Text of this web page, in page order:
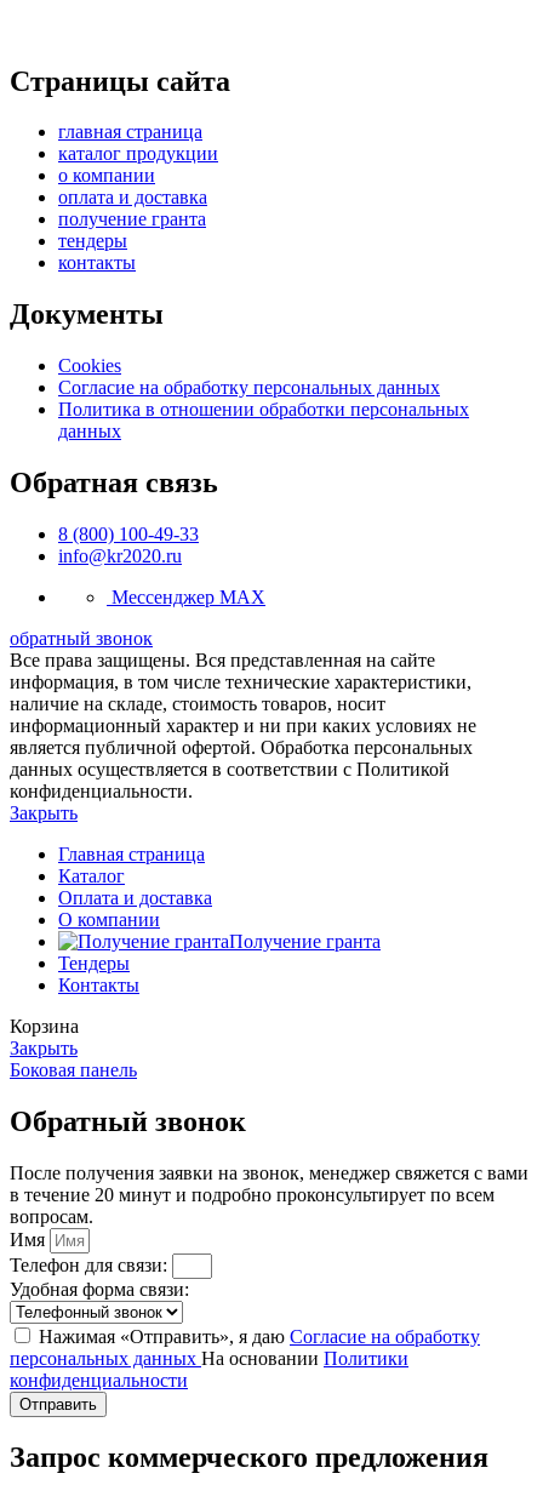
Страницы сайта
главная страница
каталог продукции
о компании
оплата и доставка
получение гранта
тендеры
контакты
Документы
Cookies
Согласие на обработку персональных данных
Политика в отношении обработки персональных
данных
Обратная связь
8 (800) 100-49-33
info@kr2020.ru
Мессенджер MAX
обратный звонок
Все права защищены. Вся представленная на сайте
информация, в том числе технические характеристики,
наличие на складе, стоимость товаров, носит
информационный характер и ни при каких условиях не
является публичной офертой. Обработка персональных
данных осуществляется в соответствии с Политикой
конфиденциальности.
Закрыть
Главная страница
Каталог
Оплата и доставка
О компании
Получение гранта
Тендеры
Контакты
Корзина
Закрыть
Боковая панель
Обратный звонок
После получения заявки на звонок, менеджер свяжется с вами
в течение 20 минут и подробно проконсультирует по всем
вопросам.
Имя
Телефон для связи:
Удобная форма связи:
Нажимая «Отправить», я даю Согласие на обработку
персональных данных На основании Политики
конфиденциальности
Отправить
Запрос коммерческого предложения